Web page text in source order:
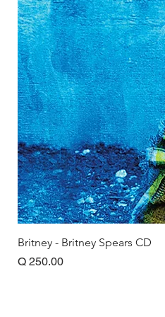
Britney - Britney Spears CD
Precio
Q 250.00